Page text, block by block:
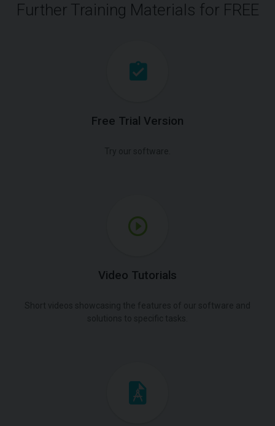
Further Training Materials for FREE
Free Trial Version
Video Tutorials